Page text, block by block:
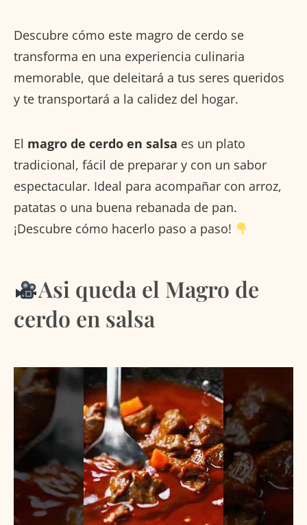
Descubre cómo este magro de cerdo se
transforma en una experiencia culinaria
memorable, que deleitará a tus seres queridos
y te transportará a la calidez del hogar.
El magro de cerdo en salsa es un plato
tradicional, fácil de preparar y con un sabor
espectacular. Ideal para acompañar con arroz,
patatas o una buena rebanada de pan.
¡Descubre cómo hacerlo paso a paso!
Asi queda el Magro de
cerdo en salsa